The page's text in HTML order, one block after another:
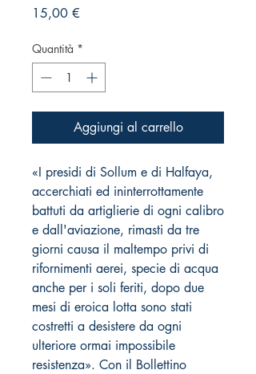
15,00 €
Quantità *
Aggiungi al carrello
«I presidi di Sollum e di Halfaya,
accerchiati ed ininterrottamente
battuti da artiglierie di ogni calibro
e dall'aviazione, rimasti da tre
giorni causa il maltempo privi di
rifornimenti aerei, specie di acqua
anche per i soli feriti, dopo due
mesi di eroica lotta sono stati
costretti a desistere da ogni
ulteriore ormai impossibile
resistenza». Con il Bollettino